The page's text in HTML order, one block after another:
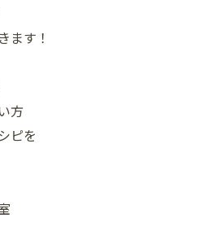
ます！
方
ピを